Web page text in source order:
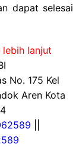
dapat selesai
lanjut
No. 175 Kel
Aren Kota